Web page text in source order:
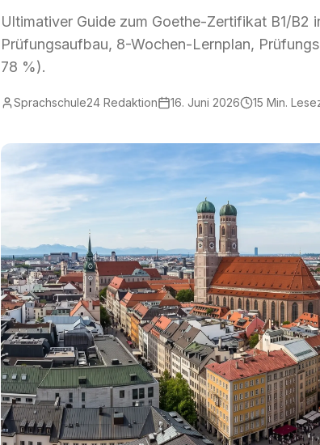
Ultimativer Guide zum Goethe-Zertifikat B1/
Prüfungsaufbau, 8-Wochen-Lernplan,
78 %).
Sprachschule24 Redaktion 16. Juni 2026 15 Min.